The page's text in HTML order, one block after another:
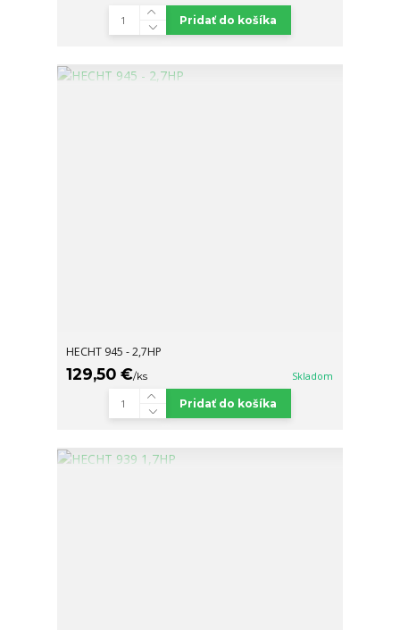
Pridať do košíka
HECHT 945 - 2,7HP
129,50 €/ks Skladom
Pridať do košíka